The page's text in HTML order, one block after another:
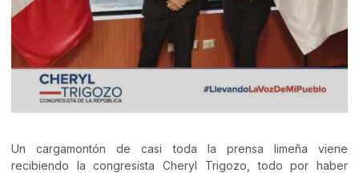
Un cargamontón de casi toda la prensa limeña viene
recibiendo la congresista Cheryl Trigozo, todo por haber